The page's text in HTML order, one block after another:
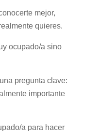
mejor,
quieres.
ocupado/a sino
pregunta clave:
importante
a para hacer